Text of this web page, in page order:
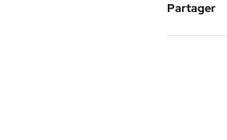
Partager